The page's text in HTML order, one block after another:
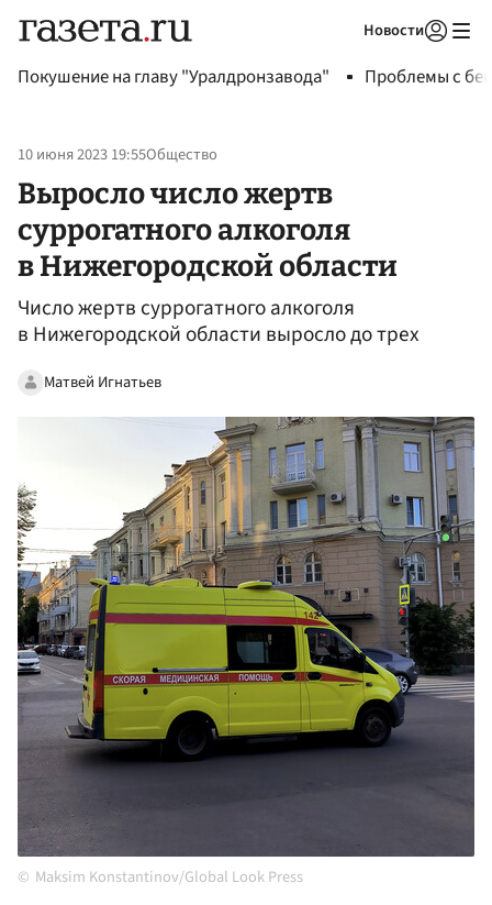
Новости
Покушение на главу "Уралдронзавода" Проблемы с
10 июня 2023 19:55Общество
Выросло число жертв
суррогатного алкоголя
в Нижегородской области
Число жертв суррогатного алкоголя
в Нижегородской области выросло до трех
Матвей Игнатьев
Maksim Konstantinov/Global Look Press